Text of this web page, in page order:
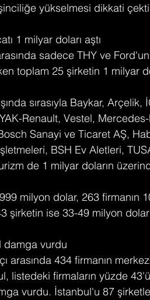
yükselmesi dikkati
1 milyar doları aştı
sadece THY ve
toplam 25 şirketin 1 milyar
sırasıyla Baykar,
Renault, Vestel,
Sanayi ve Ticaret AŞ,
BSH Ev Aletleri,
de 1 milyar doların
milyon dolar, 263 firmanın
şirketin ise 33-49 milyon dolar
damga vurdu
arasında 434 firmanın
listedeki firmaların yüzde
vurdu. İstanbul'u 87